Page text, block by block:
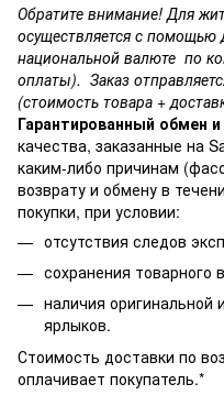
Обратите внимание! Для
осуществляется с помощью
национальной валюте по
оплаты). Заказ
(стоимость товара +
Гарантированный обмен
качества, заказанные на
каким-либо причинам
возврату и обмену в
покупки, при условии:
отсутствия следов
сохранения товарного
наличия оригинальной
ярлыков.
Стоимость доставки по
оплачивает покупатель.*